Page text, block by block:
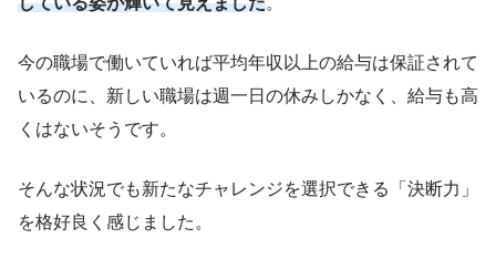
今の職場で働いていれば平均年収以上の給与は保証されて
いるのに、新しい職場は週一日の休みしかなく、給与も高
くはないそうです。
そんな状況でも新たなチャレンジを選択できる「決断力」
を格好良く感じました。